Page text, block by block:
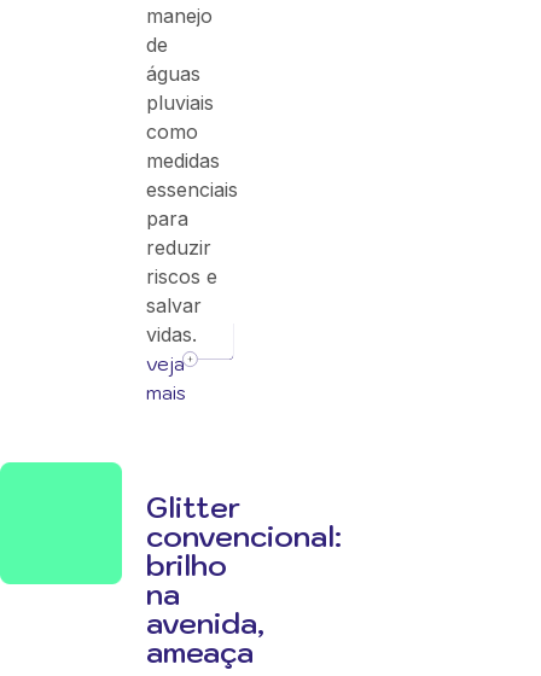
manejo
de
águas
pluviais
como
medidas
essenciais
para
reduzir
riscos e
salvar
vidas.
veja
mais
Glitter
convencional:
brilho
na
avenida,
ameaça